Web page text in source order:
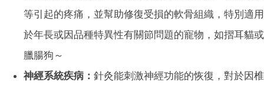
等引起的疼痛，並幫助修復受損的軟骨組織，特別適用
於年長或因品種特異性有關節問題的寵物，如摺耳貓或
臘腸狗～
神經系統疾病： 針灸能刺激神經功能的恢復，對於因椎